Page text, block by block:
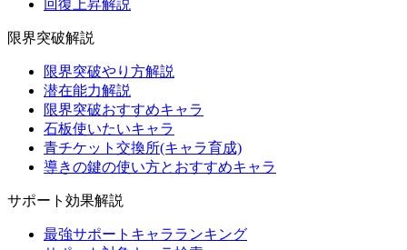
回復上昇解説
限界突破解説
限界突破やり方解説
潜在能力解説
限界突破おすすめキャラ
石板使いたいキャラ
青チケット交換所(キャラ育成)
導きの鍵の使い方とおすすめキャラ
サポート効果解説
最強サポートキャラランキング